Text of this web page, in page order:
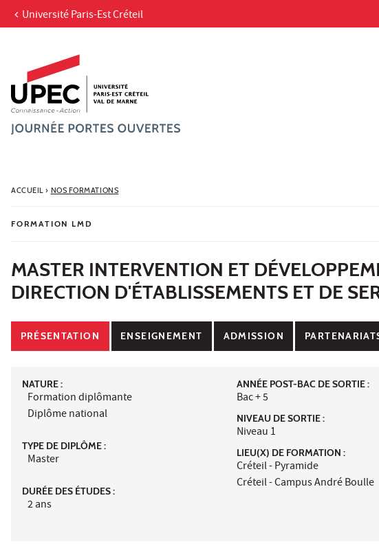
Aller au contenu
Recherche
Université Paris-Est Créteil
ACCUEIL› NOS FORMATIONS
FORMATION LMD
MASTER INTERVENTION ET
DIRECTION D'ÉTABLISSEMENTS ET DE
PRÉSENTATION ENSEIGNEMENT ADMISSION
NATURE :
Formation diplômante
Diplôme national
TYPE DE DIPLÔME :
Master
DURÉE DES ÉTUDES :
2 ans
ANNÉE POST-BAC DE SORTIE :
Bac + 5
NIVEAU DE SORTIE :
Niveau 1
LIEU(X) DE FORMATION :
Créteil - Pyramide
Créteil - Campus André Boulle